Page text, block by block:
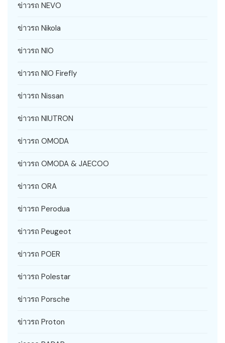
ข่าวรถ NEVO
ข่าวรถ Nikola
ข่าวรถ NIO
ข่าวรถ NIO Firefly
ข่าวรถ Nissan
ข่าวรถ NIUTRON
ข่าวรถ OMODA
ข่าวรถ OMODA & JAECOO
ข่าวรถ ORA
ข่าวรถ Perodua
ข่าวรถ Peugeot
ข่าวรถ POER
ข่าวรถ Polestar
ข่าวรถ Porsche
ข่าวรถ Proton